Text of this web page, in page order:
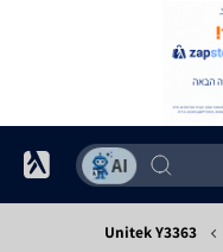
Unitek Y3363